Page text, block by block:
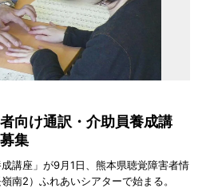
向け通訳・介助員養成講
集
講座」が9月1日、熊本県聴覚障害者情
南2）ふれあいシアターで始まる。